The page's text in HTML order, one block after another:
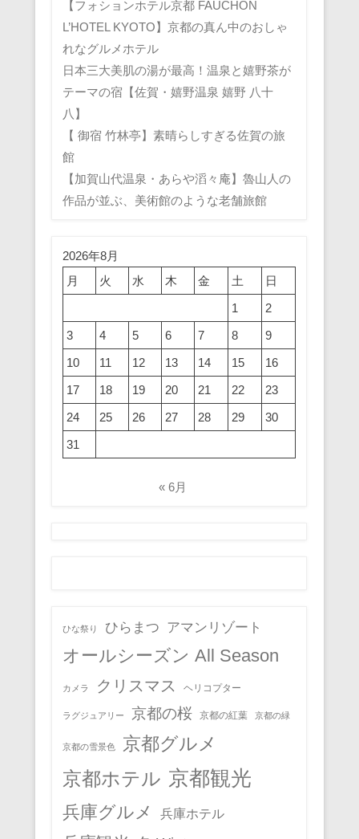
【フォションホテル京都 FAUCHON
L’HOTEL KYOTO】京都の真ん中のおしゃ
れなグルメホテル
日本三大美肌の湯が最高！温泉と嬉野茶が
テーマの宿【佐賀・嬉野温泉 嬉野 八十
八】
【 御宿 竹林亭】素晴らしすぎる佐賀の旅
館
【加賀山代温泉・あらや滔々庵】魯山人の
作品が並ぶ、美術館のような老舗旅館
2026年8月
月
火 水 木 金 土
日
1
2
3
4 5 6 7 8
9
10
11 12 13 14 15
16
17
18 19 20 21 22
23
24
25 26 27 28 29
30
31
« 6月
ひな祭り ひらまつ アマンリゾート
オールシーズン All Season
カメラ クリスマス ヘリコプター
ラグジュアリー 京都の桜 京都の紅葉 京都の緑
京都の雪景色 京都グルメ
京都ホテル 京都観光
兵庫グルメ 兵庫ホテル